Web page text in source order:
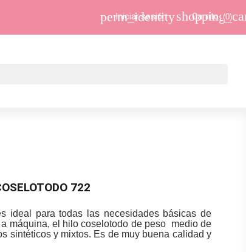
perm_identity
Iniciar sesión Carrito (0)
722
ideal para todas las necesidades básicas de
máquina, el hilo coselotodo de peso medio de
sintéticos y mixtos. Es de muy buena calidad y